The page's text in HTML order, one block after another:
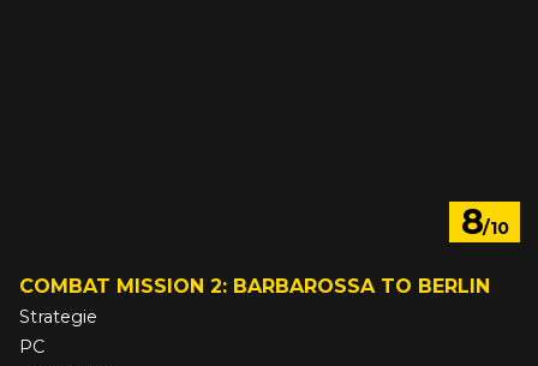
8/10
COMBAT MISSION 2: BARBAROSSA TO BERLIN
Strategie
PC